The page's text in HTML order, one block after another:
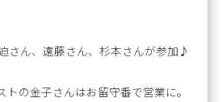
さん、遠藤さん、杉本さんが参加♪
の金子さんはお留守番で営業に。